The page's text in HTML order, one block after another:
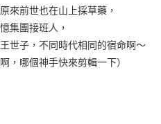
來前世也在山上採草藥，
集團接班人，
世子，不同時代相同的宿命啊～
，哪個神手快來剪輯一下）